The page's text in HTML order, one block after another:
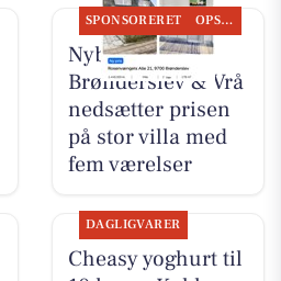
SPONSORERET OPSLAGSTAVLEN
Nybolig
Brønderslev & Vrå
nedsætter prisen
på stor villa med
fem værelser
DAGLIGVARER
Cheasy yoghurt til